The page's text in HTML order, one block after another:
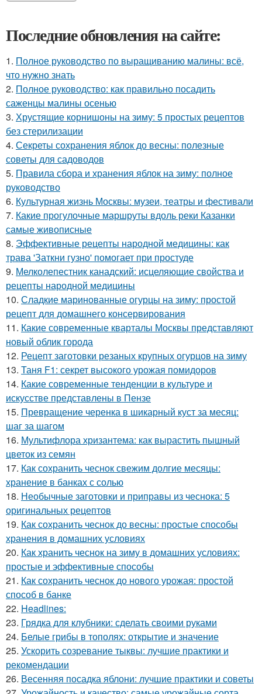
Последние обновления на сайте:
1. Полное руководство по выращиванию малины: всё,
что нужно знать
2. Полное руководство: как правильно посадить
саженцы малины осенью
3. Хрустящие корнишоны на зиму: 5 простых рецептов
без стерилизации
4. Секреты сохранения яблок до весны: полезные
советы для садоводов
5. Правила сбора и хранения яблок на зиму: полное
руководство
6. Культурная жизнь Москвы: музеи, театры и фестивали
7. Какие прогулочные маршруты вдоль реки Казанки
самые живописные
8. Эффективные рецепты народной медицины: как
трава 'Заткни гузно' помогает при простуде
9. Мелколепестник канадский: исцеляющие свойства и
рецепты народной медицины
10. Сладкие маринованные огурцы на зиму: простой
рецепт для домашнего консервирования
11. Какие современные кварталы Москвы представляют
новый облик города
12. Рецепт заготовки резаных крупных огурцов на зиму
13. Таня F1: секрет высокого урожая помидоров
14. Какие современные тенденции в культуре и
искусстве представлены в Пензе
15. Превращение черенка в шикарный куст за месяц:
шаг за шагом
16. Мультифлора хризантема: как вырастить пышный
цветок из семян
17. Как сохранить чеснок свежим долгие месяцы:
хранение в банках с солью
18. Необычные заготовки и приправы из чеснока: 5
оригинальных рецептов
19. Как сохранить чеснок до весны: простые способы
хранения в домашних условиях
20. Как хранить чеснок на зиму в домашних условиях:
простые и эффективные способы
21. Как сохранить чеснок до нового урожая: простой
способ в банке
22. Headlines:
23. Грядка для клубники: сделать своими руками
24. Белые грибы в тополях: открытие и значение
25. Ускорить созревание тыквы: лучшие практики и
рекомендации
26. Весенняя посадка яблони: лучшие практики и советы